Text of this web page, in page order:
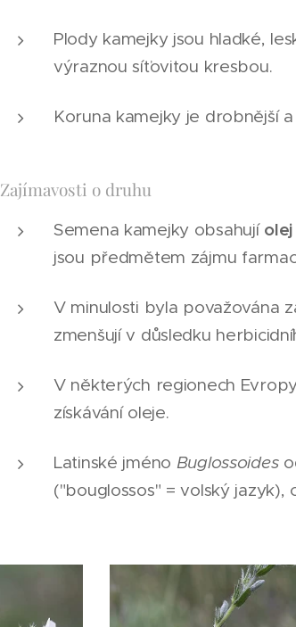
Plody kamejky jsou hladké,
výraznou síťovitou kresbou.
Koruna kamejky je drobnější a
Zajímavosti o druhu
Semena kamejky obsahují
jsou předmětem zájmu
V minulosti byla považována
zmenšují v důsledku
V některých regionech
získávání oleje.
Latinské jméno Buglossoides
("bouglossos" = volský jazyk),